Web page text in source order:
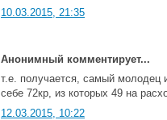
10.03.2015, 21:35
Анонимный комментирует...
т.е. получается, самый молодец
себе 72кр, из которых 49 на
12.03.2015, 10:22